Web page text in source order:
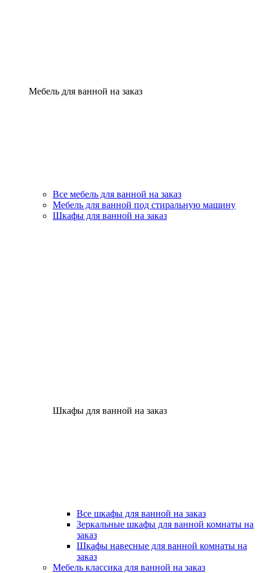
Мебель для ванной на заказ
Все мебель для ванной на заказ
Мебель для ванной под стиральную машину
Шкафы для ванной на заказ
Шкафы для ванной на заказ
Все шкафы для ванной на заказ
Зеркальные шкафы для ванной комнаты на
заказ
Шкафы навесные для ванной комнаты на
заказ
Мебель классика для ванной на заказ